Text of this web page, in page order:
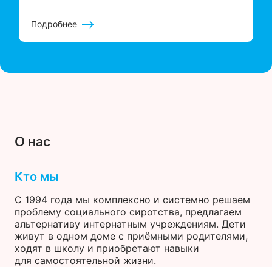
Подробнее
О нас
Кто мы
С 1994 года мы комплексно и системно решаем
проблему социального сиротства, предлагаем
альтернативу интернатным учреждениям. Дети
живут в одном доме с приёмными родителями,
ходят в школу и приобретают навыки
для самостоятельной жизни.